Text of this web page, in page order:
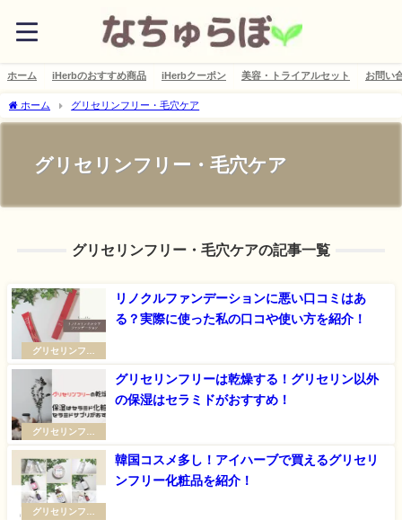
ホーム iHerbのおすすめ商品 iHerbクーポン 美容・トライアルセット お問い
ホーム グリセリンフリー・毛穴ケア
グリセリンフリー・毛穴ケア
グリセリンフリー・毛穴ケアの記事一覧
グリセリンフリ
ー・毛穴ケア
リノクルファンデーションに悪い口コミはあ
る？実際に使った私の口コや使い方を紹介！
グリセリンフリ
ー・毛穴ケア
グリセリンフリーは乾燥する！グリセリン以外
の保湿はセラミドがおすすめ！
グリセリンフリ
韓国コスメ多し！アイハーブで買えるグリセリ
ンフリー化粧品を紹介！